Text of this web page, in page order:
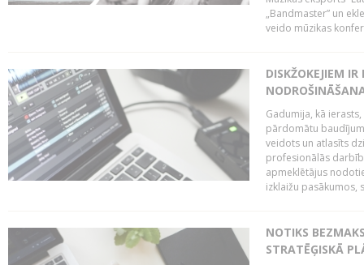
„Bandmaster” un
veido mūzikas
DISKŽOKEJIEM
Gadumija, kā
pārdomātu
veidots un atlasīts
profesionālās
apmeklētājus
izklaižu pasākumos,
NOTIKS
STRATĒĢISKĀ